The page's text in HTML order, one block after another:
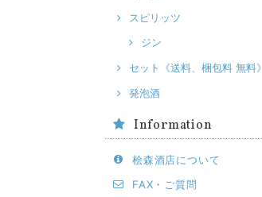
スピリッツ
ジン
セット《送料、梱包料 無料》
発泡酒
Information
桧森酒店について
FAX・ご質問